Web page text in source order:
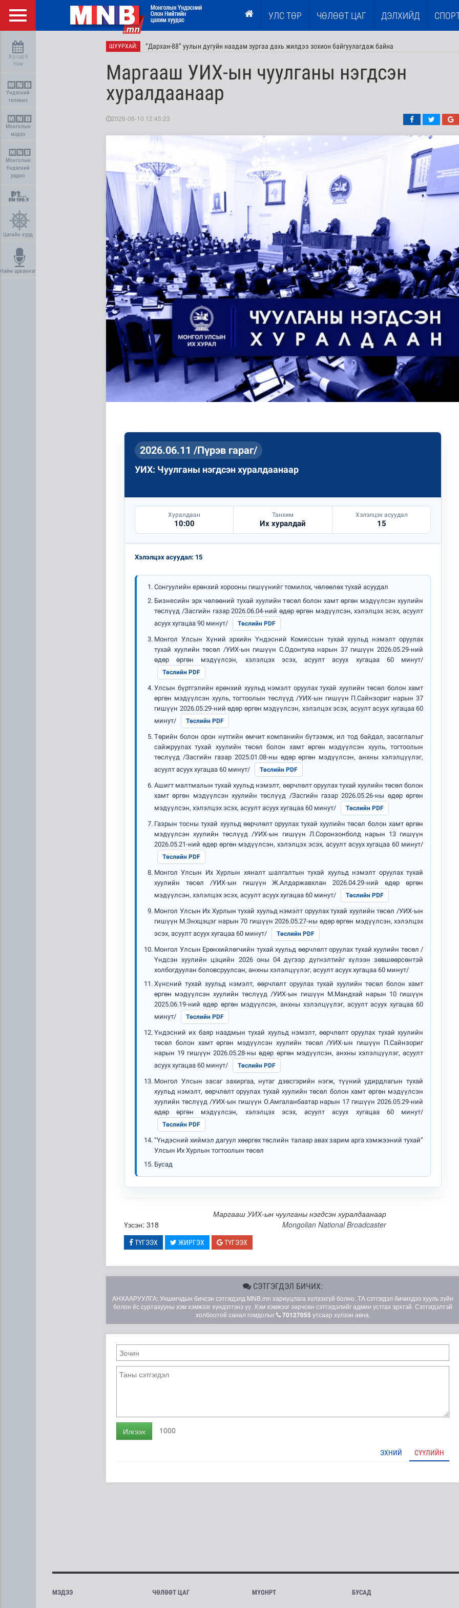
УЛС ТӨР ЧӨЛӨӨТ ЦАГ ДЭЛХИЙД
8-р сар 9
Ням
Үндэсний
телевиз
Монголын
мэдээ
Монголын
Үндэсний
радио
Цагийн хүрд
Найм арваннэг
ШУУРХАЙ: “Дархан-88” уулын дугуйн наадам зургаа дахь жилдээ зохион байгуулагдаж байна
Усны ослоос урьдчилан сэргийлэх эргүүлүүд тогтмол ажиллаж байна
Манай улс 3.10 тонн алт гадаадад гаргажээ
Маргааш УИХ-ын чуулганы нэгдсэн
хуралдаанаар
2026-06-10 12:45:23
2026.06.11 /Пүрэв гараг/
УИХ: Чуулганы нэгдсэн хуралдаанаар
Хуралдаан
10:00
Танхим
Их хуралдай
Хэлэлцэх асуудал
15
Хэлэлцэх асуудал: 15
Сонгуулийн ерөнхий хорооны гишүүнийг томилох, чөлөөлөх тухай асуудал
Бизнесийн эрх чөлөөний тухай хуулийн төсөл болон хамт өргөн мэдүүлсэн хуулийн
төслүүд /Засгийн газар 2026.06.04-ний өдөр өргөн мэдүүлсэн, хэлэлцэх эсэх, асуулт
асуух хугацаа 90 минут/
Төслийн PDF
Монгол Улсын Хүний эрхийн Үндэсний Комиссын тухай хуульд нэмэлт оруулах
тухай хуулийн төсөл /УИХ-ын гишүүн С.Одонтуяа нарын 37 гишүүн 2026.05.29-ний
өдөр өргөн мэдүүлсэн, хэлэлцэх эсэх, асуулт асуух хугацаа 60 минут/
Төслийн PDF
Улсын бүртгэлийн ерөнхий хуульд нэмэлт оруулах тухай хуулийн төсөл болон хамт
өргөн мэдүүлсэн хууль, тогтоолын төслүүд /УИХ-ын гишүүн П.Сайнзориг нарын 37
гишүүн 2026.05.29-ний өдөр өргөн мэдүүлсэн, хэлэлцэх эсэх, асуулт асуух хугацаа 60
минут/
Төслийн PDF
Төрийн болон орон нутгийн өмчит компанийн бүтээмж, ил тод байдал, засаглалыг
сайжруулах тухай хуулийн төсөл болон хамт өргөн мэдүүлсэн хууль, тогтоолын
төслүүд /Засгийн газар 2025.01.08-ны өдөр өргөн мэдүүлсэн, анхны хэлэлцүүлэг,
асуулт асуух хугацаа 60 минут/
Төслийн PDF
Ашигт малтмалын тухай хуульд нэмэлт, өөрчлөлт оруулах тухай хуулийн төсөл болон
хамт өргөн мэдүүлсэн хуулийн төслүүд /Засгийн газар 2026.05.26-ны өдөр өргөн
мэдүүлсэн, хэлэлцэх эсэх, асуулт асуух хугацаа 60 минут/
Төслийн PDF
Газрын тосны тухай хуульд өөрчлөлт оруулах тухай хуулийн төсөл болон хамт өргөн
мэдүүлсэн хуулийн төслүүд /УИХ-ын гишүүн Л.Соронзонболд нарын 13 гишүүн
2026.05.21-ний өдөр өргөн мэдүүлсэн, хэлэлцэх эсэх, асуулт асуух хугацаа 60 минут/
Төслийн PDF
Монгол Улсын Их Хурлын хяналт шалгалтын тухай хуульд нэмэлт оруулах тухай
хуулийн төсөл /УИХ-ын гишүүн Ж.Алдаржавхлан 2026.04.29-ний өдөр өргөн
мэдүүлсэн, хэлэлцэх эсэх, асуулт асуух хугацаа 60 минут/
Төслийн PDF
Монгол Улсын Их Хурлын тухай хуульд нэмэлт оруулах тухай хуулийн төсөл /УИХ-ын
гишүүн М.Энхцэцэг нарын 70 гишүүн 2026.05.27-ны өдөр өргөн мэдүүлсэн, хэлэлцэх
эсэх, асуулт асуух хугацаа 60 минут/
Төслийн PDF
Монгол Улсын Ерөнхийлөгчийн тухай хуульд өөрчлөлт оруулах тухай хуулийн төсөл /
Үндсэн хуулийн цэцийн 2026 оны 04 дүгээр дүгнэлтийг хүлээн зөвшөөрсөнтэй
холбогдуулан боловсруулсан, анхны хэлэлцүүлэг, асуулт асуух хугацаа 60 минут/
Хүнсний тухай хуульд нэмэлт, өөрчлөлт оруулах тухай хуулийн төсөл болон хамт
өргөн мэдүүлсэн хуулийн төслүүд /УИХ-ын гишүүн М.Мандхай нарын 10 гишүүн
2025.06.19-ний өдөр өргөн мэдүүлсэн, анхны хэлэлцүүлэг, асуулт асуух хугацаа 60
минут/
Төслийн PDF
Үндэсний их баяр наадмын тухай хуульд нэмэлт, өөрчлөлт оруулах тухай хуулийн
төсөл болон хамт өргөн мэдүүлсэн хуулийн төсөл /УИХ-ын гишүүн П.Сайнзориг
нарын 19 гишүүн 2026.05.28-ны өдөр өргөн мэдүүлсэн, анхны хэлэлцүүлэг, асуулт
асуух хугацаа 60 минут/
Төслийн PDF
Монгол Улсын засаг захиргаа, нутаг дэвсгэрийн нэгж, түүний удирдлагын тухай
хуульд нэмэлт, өөрчлөлт оруулах тухай хуулийн төсөл болон хамт өргөн мэдүүлсэн
хуулийн төслүүд /УИХ-ын гишүүн О.Амгаланбаатар нарын 17 гишүүн 2026.05.29-ний
өдөр өргөн мэдүүлсэн, хэлэлцэх эсэх, асуулт асуух хугацаа 60 минут/
Төслийн PDF
“Үндэсний хиймэл дагуул хөөргөх төслийн талаар авах зарим арга хэмжээний тухай”
Улсын Их Хурлын тогтоолын төсөл
Бусад
Маргааш УИХ-ын чуулганы нэгдсэн хуралдаанаар
Үзсэн: 318
Mongolian National Broadcaster
ТҮГЭЭХ ЖИРГЭХ ТҮГЭЭХ
СЭТГЭГДЭЛ БИЧИХ:
АНХААРУУЛГА: Уншигчдын бичсэн сэтгэгдэлд MNB.mn хариуцлага хүлээхгүй болно. ТА сэтгэгдэл бичихдээ хууль зүйн
болон ёс суртахууны хэм хэмжээг хүндэтгэнэ үү. Хэм хэмжээг зөрчсөн сэтгэгдэлийг админ устгах эрхтэй. Сэтгэгдэлтэй
холбоотой санал гомдолыг
70127055 утсаар хүлээн авна.
Илгээх 1000
ЭХНИЙ СҮҮЛИЙН
МЭДЭЭ ЧӨЛӨӨТ ЦАГ МҮОНРТ БУСАД